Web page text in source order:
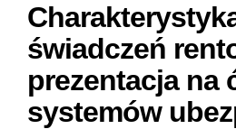
świadczeń
prezentacja na
systemów